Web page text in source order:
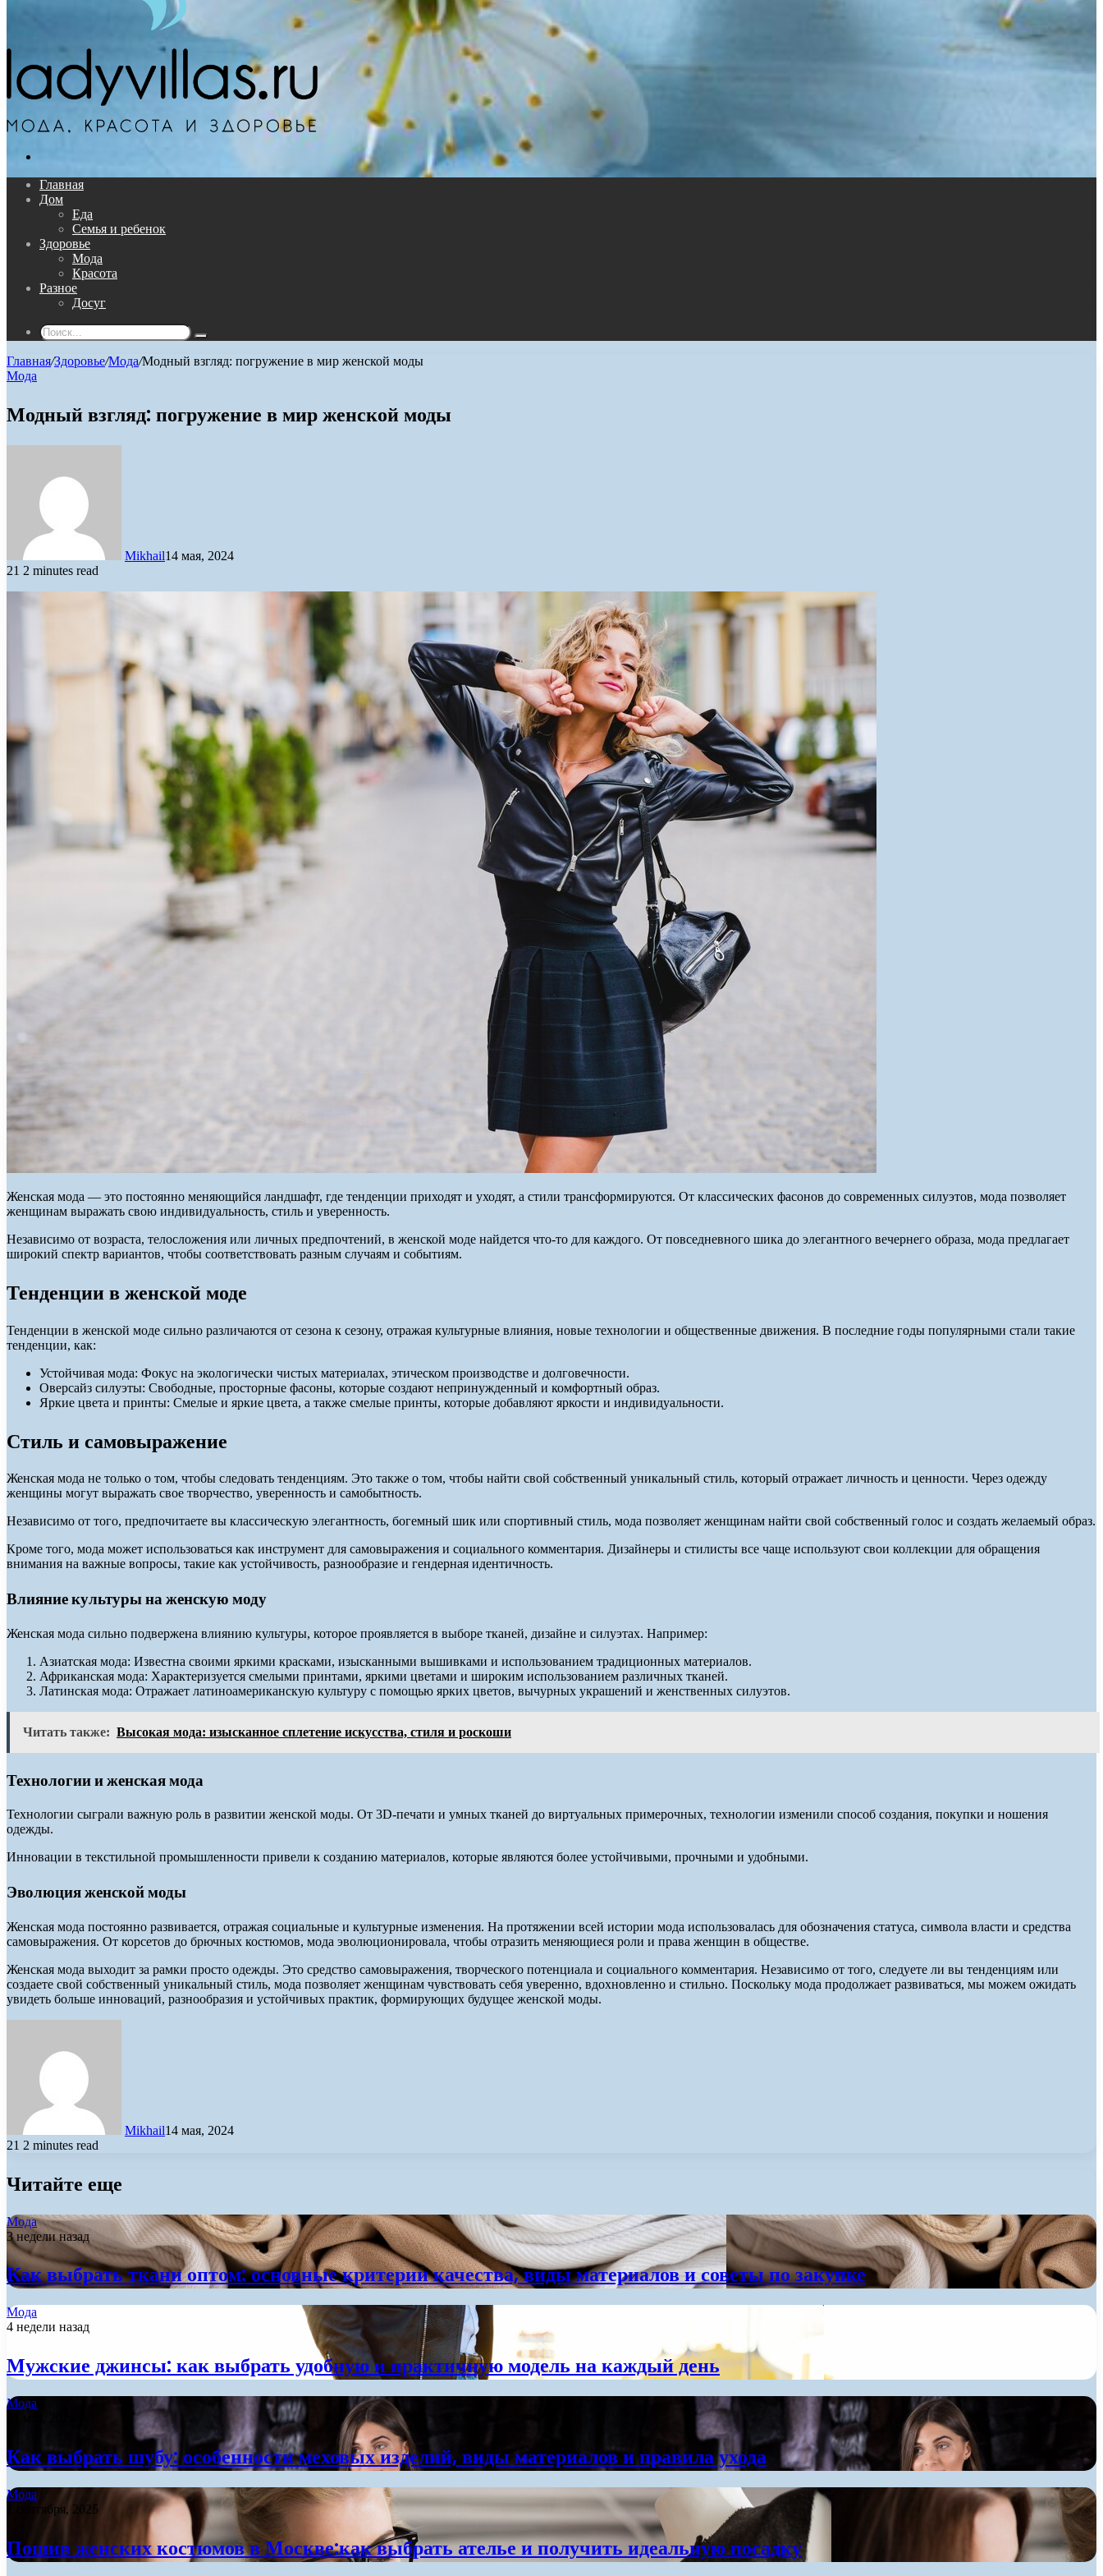
Главная
Дом
Еда
Семья и ребенок
Здоровье
Мода
Красота
Разное
Досуг
Поиск...
Главная/Здоровье/Мода/Модный взгляд: погружение в мир женской моды
Мода
Модный взгляд: погружение в мир женской моды
Mikhail14 мая, 2024
21 2 minutes read
Женская мода — это постоянно меняющийся ландшафт, где тенденции приходят и уходят, а стили трансформируются. От классических фасонов до современных силуэтов, мода позволяет
женщинам выражать свою индивидуальность, стиль и уверенность.
Независимо от возраста, телосложения или личных предпочтений, в женской моде найдется что-то для каждого. От повседневного шика до элегантного вечернего образа, мода предлагает
широкий спектр вариантов, чтобы соответствовать разным случаям и событиям.
Тенденции в женской моде
Тенденции в женской моде сильно различаются от сезона к сезону, отражая культурные влияния, новые технологии и общественные движения. В последние годы популярными стали такие
тенденции, как:
Устойчивая мода: Фокус на экологически чистых материалах, этическом производстве и долговечности.
Оверсайз силуэты: Свободные, просторные фасоны, которые создают непринужденный и комфортный образ.
Яркие цвета и принты: Смелые и яркие цвета, а также смелые принты, которые добавляют яркости и индивидуальности.
Стиль и самовыражение
Женская мода не только о том, чтобы следовать тенденциям. Это также о том, чтобы найти свой собственный уникальный стиль, который отражает личность и ценности. Через одежду
женщины могут выражать свое творчество, уверенность и самобытность.
Независимо от того, предпочитаете вы классическую элегантность, богемный шик или спортивный стиль, мода позволяет женщинам найти свой собственный голос и создать желаемый образ.
Кроме того, мода может использоваться как инструмент для самовыражения и социального комментария. Дизайнеры и стилисты все чаще используют свои коллекции для обращения
внимания на важные вопросы, такие как устойчивость, разнообразие и гендерная идентичность.
Влияние культуры на женскую моду
Женская мода сильно подвержена влиянию культуры, которое проявляется в выборе тканей, дизайне и силуэтах. Например:
Азиатская мода: Известна своими яркими красками, изысканными вышивками и использованием традиционных материалов.
Африканская мода: Характеризуется смелыми принтами, яркими цветами и широким использованием различных тканей.
Латинская мода: Отражает латиноамериканскую культуру с помощью ярких цветов, вычурных украшений и женственных силуэтов.
Читать также: Высокая мода: изысканное сплетение искусства, стиля и роскоши
Технологии и женская мода
Технологии сыграли важную роль в развитии женской моды. От 3D-печати и умных тканей до виртуальных примерочных, технологии изменили способ создания, покупки и ношения
одежды.
Инновации в текстильной промышленности привели к созданию материалов, которые являются более устойчивыми, прочными и удобными.
Эволюция женской моды
Женская мода постоянно развивается, отражая социальные и культурные изменения. На протяжении всей истории мода использовалась для обозначения статуса, символа власти и средства
самовыражения. От корсетов до брючных костюмов, мода эволюционировала, чтобы отразить меняющиеся роли и права женщин в обществе.
Женская мода выходит за рамки просто одежды. Это средство самовыражения, творческого потенциала и социального комментария. Независимо от того, следуете ли вы тенденциям или
создаете свой собственный уникальный стиль, мода позволяет женщинам чувствовать себя уверенно, вдохновленно и стильно. Поскольку мода продолжает развиваться, мы можем ожидать
увидеть больше инноваций, разнообразия и устойчивых практик, формирующих будущее женской моды.
Mikhail14 мая, 2024
21 2 minutes read
Читайте еще
Мода
3 недели назад
Как выбрать ткани оптом: основные критерии качества, виды материалов и советы по закупке
Мода
4 недели назад
Мужские джинсы: как выбрать удобную и практичную модель на каждый день
Мода
Как выбрать шубу: особенности меховых изделий, виды материалов и правила ухода
Мода
1 сентября, 2025
Пошив женских костюмов в Москве:как выбрать ателье и получить идеальную посадку